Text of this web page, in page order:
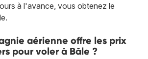
à l'avance, vous obtenez le
aérienne offre les prix
pour voler à Bâle ?